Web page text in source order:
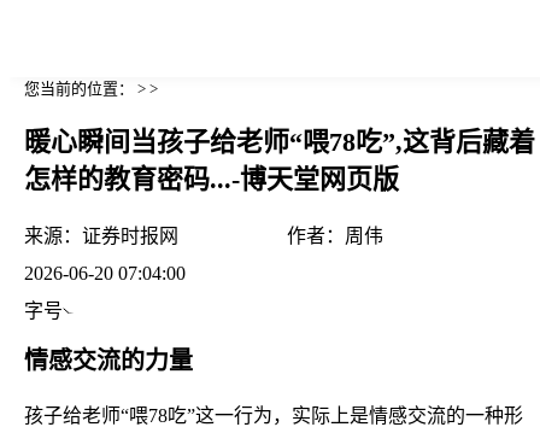
您当前的位置： > >
暖心瞬间当孩子给老师“喂78吃”,这背后藏着
怎样的教育密码...-博天堂网页版
来源： 证券时报网 作者： 周伟
2026-06-20 07:04:00
字号
情感交流的力量
孩子给老师“喂78吃”这一行为，实际上是情感交流的一种形